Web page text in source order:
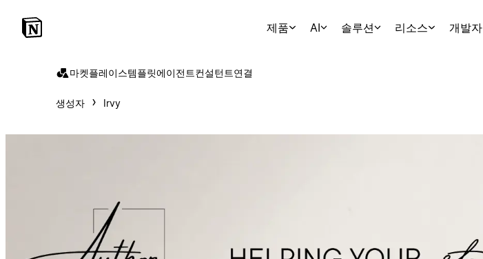
제품 AI 솔루션 리소스 개발자
마켓플레이스템플릿에이전트컨설턴트연결
생성자 Irvy